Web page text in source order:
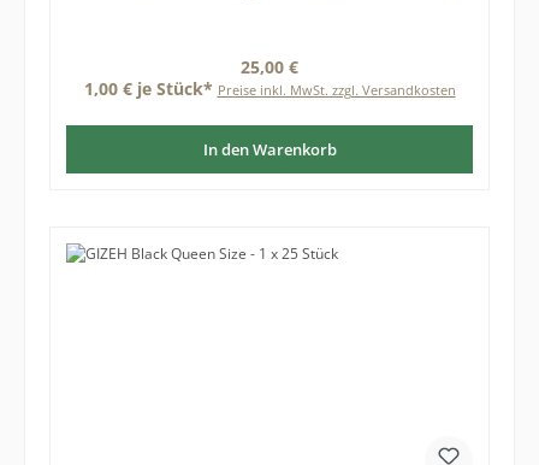
Regulärer Preis:
25,00 €
1,00 € je Stück* Preise inkl. MwSt. zzgl. Versandkosten
In den Warenkorb